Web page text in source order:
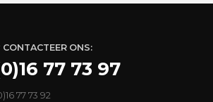
CONTACTEER ONS:
77 73 97
77 73 92